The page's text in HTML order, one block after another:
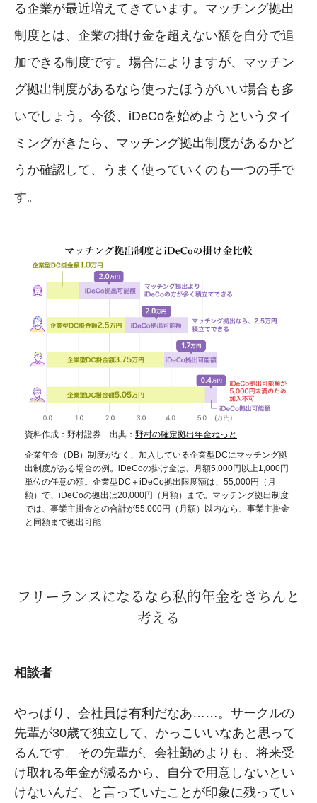
る企業が最近増えてきています。マッチング拠出
制度とは、企業の掛け金を超えない額を自分で追
加できる制度です。場合によりますが、マッチン
グ拠出制度があるなら使ったほうがいい場合も多
いでしょう。今後、iDeCoを始めようというタイ
ミングがきたら、マッチング拠出制度があるかど
うか確認して、うまく使っていくのも一つの手で
す。
資料作成：野村證券 出典： 野村の確定拠出年金ねっと
企業年金（DB）制度がなく、加入している企業型DCにマッチング拠
出制度がある場合の例。iDeCoの掛け金は、月額5,000円以上1,000円
単位の任意の額。企業型DC＋iDeCo拠出限度額は、55,000円（月
額）で、iDeCoの拠出は20,000円（月額）まで。マッチング拠出制度
では、事業主掛金との合計が55,000円（月額）以内なら、事業主掛金
と同額まで拠出可能
フリーランスになるなら私的年金をきちんと
考える
相談者
やっぱり、会社員は有利だなあ……。サークルの
先輩が30歳で独立して、かっこいいなあと思って
るんです。その先輩が、会社勤めよりも、将来受
け取れる年金が減るから、自分で用意しないとい
けないんだ、と言っていたことが印象に残ってい